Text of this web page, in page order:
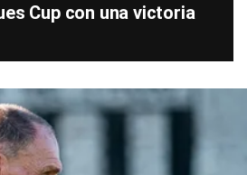
Cup con una victoria